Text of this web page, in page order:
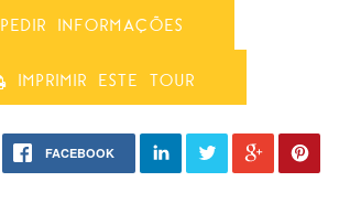
PEDIR INFORMAÇÕES
IMPRIMIR ESTE TOUR
FACEBOOK